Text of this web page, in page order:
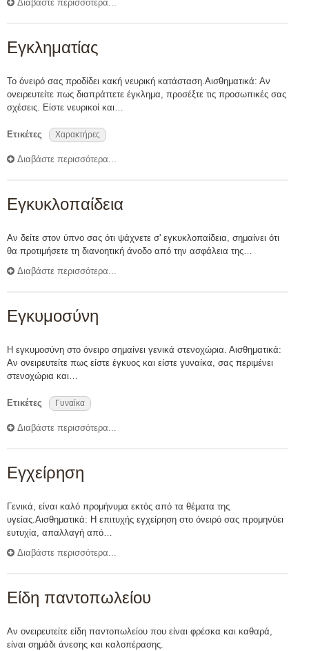
Διαβάστε περισσότερα...
Εγκληματίας
Το όνειρό σας προδίδει κακή νευρική κατάσταση.Αισθηματικά: Αν
ονειρευτείτε πως διαπράττετε έγκλημα, προσέξτε τις προσωπικές σας
σχέσεις. Είστε νευρικοί και…
Ετικέτες Χαρακτήρες
Διαβάστε περισσότερα...
Εγκυκλοπαίδεια
Αν δείτε στον ύπνο σας ότι ψάχνετε σ' εγκυκλοπαίδεια, σημαίνει ότι
θα προτιμήσετε τη διανοητική άνοδο από την ασφάλεια της…
Διαβάστε περισσότερα...
Εγκυμοσύνη
Η εγκυμοσύνη στο όνειρο σημαίνει γενικά στενοχώρια. Αισθηματικά:
Αν ονειρευτείτε πως είστε έγκυος και είστε γυναίκα, σας περιμένει
στενοχώρια και…
Ετικέτες Γυναίκα
Διαβάστε περισσότερα...
Εγχείρηση
Γενικά, είναι καλό προμήνυμα εκτός από τα θέματα της
υγείας.Αισθηματικά: Η επιτυχής εγχείρηση στο όνειρό σας προμηνύει
ευτυχία, απαλλαγή από…
Διαβάστε περισσότερα...
Είδη παντοπωλείου
Aν ονειρευτείτε είδη παντοπωλείου που είναι φρέσκα και καθαρά,
είναι σημάδι άνεσης και καλοπέρασης.